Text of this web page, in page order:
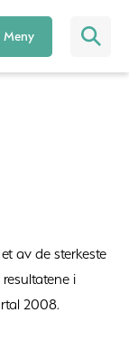
Meny
av de sterkeste
i
2008.